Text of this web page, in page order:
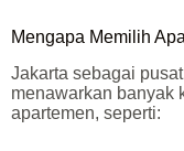
Mengapa Memilih
Jakarta sebagai
menawarkan banyak
apartemen, seperti: